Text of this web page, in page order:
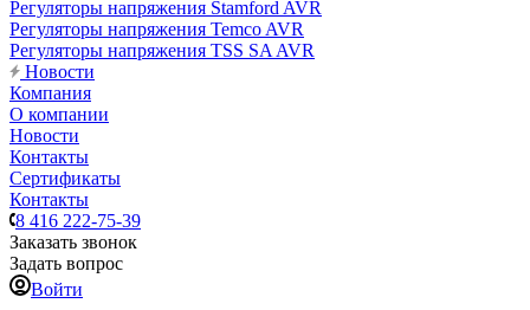
Регуляторы напряжения Stamford AVR
Регуляторы напряжения Temco AVR
Регуляторы напряжения TSS SA AVR
Новости
Компания
О компании
Новости
Контакты
Сертификаты
Контакты
8 416 222-75-39
Заказать звонок
Задать вопрос
Войти